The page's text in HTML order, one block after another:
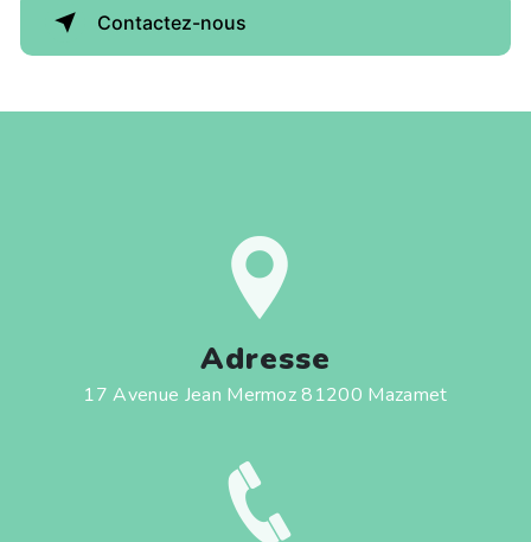
Contactez-nous
Adresse
17 Avenue Jean Mermoz 81200 Mazamet